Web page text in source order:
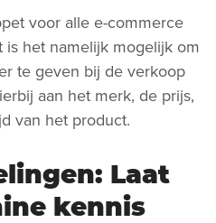
voor alle e-commerce
het namelijk mogelijk om
te geven bij de verkoop
aan het merk, de prijs,
van het product.
Laat
kennis